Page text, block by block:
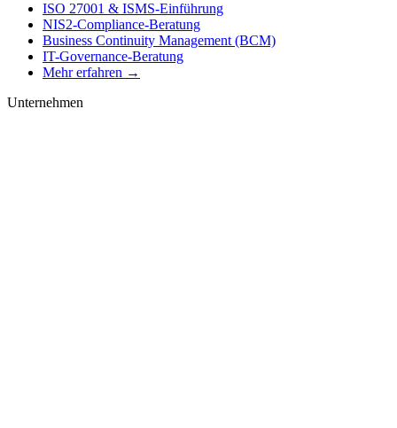
ISO 27001 & ISMS-Einführung
NIS2-Compliance-Beratung
Business Continuity Management (BCM)
IT-Governance-Beratung
Mehr erfahren →
Unternehmen